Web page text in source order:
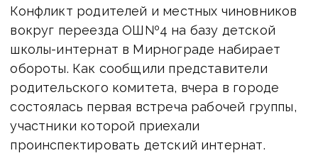
Конфликт родителей и местных чиновников
вокруг переезда ОШ№4 на базу детской
школы-интернат в Мирнограде набирает
обороты. Как сообщили представители
родительского комитета, вчера в городе
состоялась первая встреча рабочей группы,
участники которой приехали
проинспектировать детский интернат.